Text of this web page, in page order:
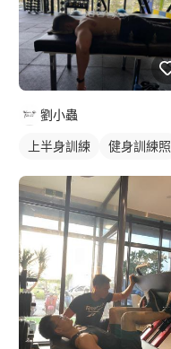
劉小蟲
上半身訓練 健身訓練照